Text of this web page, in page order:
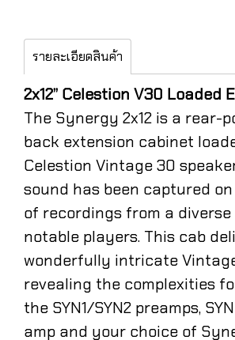
รายละเอียดสินค้า
2x12” Celestion V30 Loaded
The Synergy 2x12 is a rear-
back extension cabinet
Celestion Vintage 30
sound has been captured
of recordings from a
notable players. This cab
wonderfully intricate
revealing the complexities
the SYN1/SYN2 preamps,
amp and your choice of